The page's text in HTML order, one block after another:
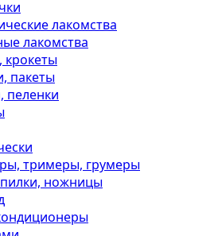
лакомства
лакомства
крокеты
пакеты
пеленки
тримеры, грумеры
ножницы